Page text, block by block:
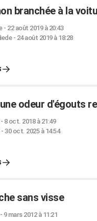
branchée à la
- 22 août 2019 à 20:43
- 24 août 2019 à 18:28
odeur d'égouts
8 oct. 2018 à 21:49
- 30 oct. 2025 à 14:54
sans visse
9 mars 2012 à 11:21